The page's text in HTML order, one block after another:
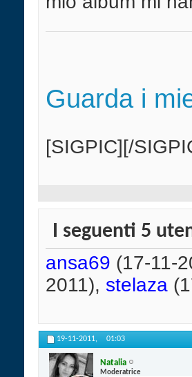
Guarda i
[SIGPIC][/
I seguenti 5
ansa69 (17-11-
2011), stelaza
19-11-2011, 01:03
Natalia
Moderatrice